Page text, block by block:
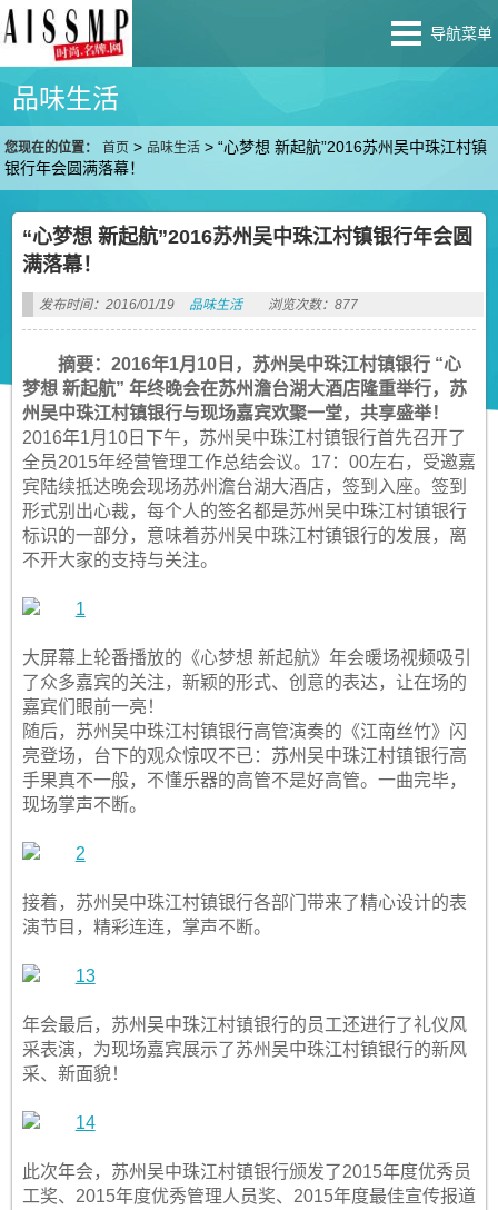
导航菜单
品味生活
您现在的位置： 首页 > 品味生活 >“心梦想 新起航”2016苏州吴中珠江村镇
银行年会圆满落幕！
“心梦想 新起航”2016苏州吴中珠江村镇银行年会圆
满落幕！
发布时间：2016/01/19 品味生活 浏览次数：877
摘要：2016年1月10日，苏州吴中珠江村镇银行 “心
梦想 新起航” 年终晚会在苏州澹台湖大酒店隆重举行，苏
州吴中珠江村镇银行与现场嘉宾欢聚一堂，共享盛举！
2016年1月10日下午，苏州吴中珠江村镇银行首先召开了
全员2015年经营管理工作总结会议。17：00左右，受邀嘉
宾陆续抵达晚会现场苏州澹台湖大酒店，签到入座。签到
形式别出心裁，每个人的签名都是苏州吴中珠江村镇银行
标识的一部分，意味着苏州吴中珠江村镇银行的发展，离
不开大家的支持与关注。
大屏幕上轮番播放的《心梦想 新起航》年会暖场视频吸引
了众多嘉宾的关注，新颖的形式、创意的表达，让在场的
嘉宾们眼前一亮！
随后，苏州吴中珠江村镇银行高管演奏的《江南丝竹》闪
亮登场，台下的观众惊叹不已：苏州吴中珠江村镇银行高
手果真不一般，不懂乐器的高管不是好高管。一曲完毕，
现场掌声不断。
接着，苏州吴中珠江村镇银行各部门带来了精心设计的表
演节目，精彩连连，掌声不断。
年会最后，苏州吴中珠江村镇银行的员工还进行了礼仪风
采表演，为现场嘉宾展示了苏州吴中珠江村镇银行的新风
采、新面貌！
此次年会，苏州吴中珠江村镇银行颁发了2015年度优秀员
工奖、2015年度优秀管理人员奖、2015年度最佳宣传报道